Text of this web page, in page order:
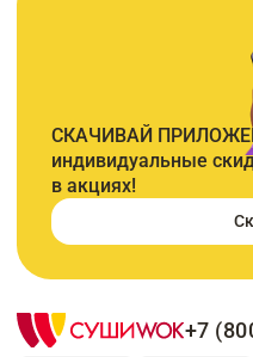
СКАЧИВАЙ
индивидуальные
в акциях!
+7